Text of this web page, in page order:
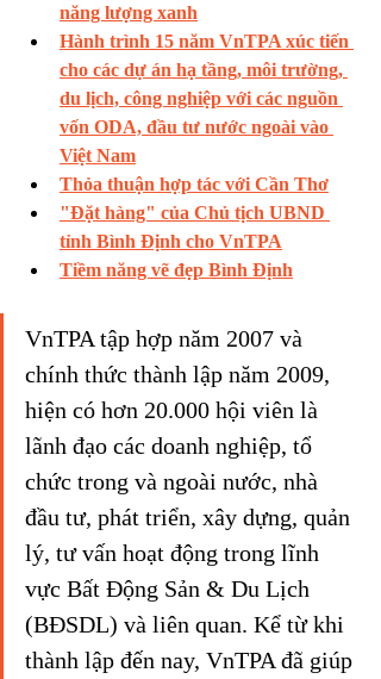
năng lượng xanh
Hành trình 15 năm VnTPA xúc tiến
cho các dự án hạ tầng, môi trường,
du lịch, công nghiệp với các nguồn
vốn ODA, đầu tư nước ngoài vào
Việt Nam
Thỏa thuận hợp tác với Cần Thơ
"Đặt hàng" của Chủ tịch UBND
tỉnh Bình Định cho VnTPA
Tiềm năng vẽ đẹp Bình Định
VnTPA tập hợp năm 2007 và
chính thức thành lập năm 2009,
hiện có hơn 20.000 hội viên là
lãnh đạo các doanh nghiệp, tổ
chức trong và ngoài nước, nhà
đầu tư, phát triển, xây dựng, quản
lý, tư vấn hoạt động trong lĩnh
vực Bất Động Sản & Du Lịch
(BĐSDL) và liên quan. Kể từ khi
thành lập đến nay, VnTPA đã giúp